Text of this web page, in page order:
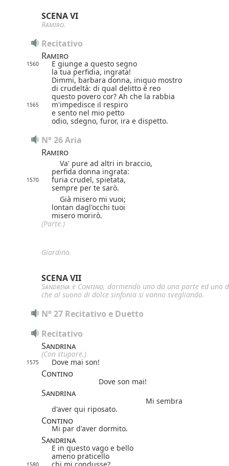
SCENA VI
Ramiro.
Recitativo
Ramiro
1560
E giunge a questo segno
la tua perfidia, ingrata!
Dimmi, barbara donna, iniquo mostro
di crudeltà: di qual delitto è reo
questo povero cor? Ah che la rabbia
1565
m'impedisce il respiro
e sento nel mio petto
odio, sdegno, furor, ira e dispetto.
N° 26 Aria
Ramiro
Va' pure ad altri in braccio,
perfida donna ingrata:
1570
furia crudel, spietata,
sempre per te sarò.
Già misero mi vuoi;
lontan dagl'occhi tuoi
misero morirò.
(Parte.)
Giardino.
SCENA VII
Sandrina e Contino, dormendo uno da una parte ed uno
che al suono di dolce sinfonia si vanno svegliando.
N° 27 Recitativo e Duetto
Recitativo
Sandrina
(Con stupore.)
1575 Dove mai son!
Contino
Dove son mai!
Sandrina
Mi sembra
d'aver qui riposato.
Contino
Mi par d'aver dormito.
Sandrina
E in questo vago e bello
ameno praticello